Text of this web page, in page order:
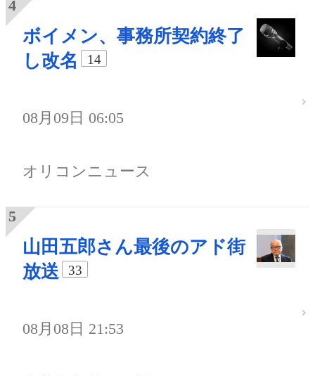
ボイメン、事務所契約終了
し改名
14
08月09日 06:05
オリコンニュース
山田五郎さん最後のアド街
放送
33
08月08日 21:53